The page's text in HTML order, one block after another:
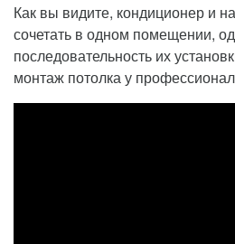
Как вы видите, кондиционер и
сочетать в одном помещении,
последовательность их
монтаж потолка у